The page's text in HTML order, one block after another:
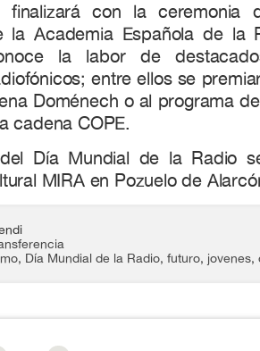
finalizará con la ceremonia
la Academia Española de la
la labor de
entre ellos se
Doménech o al programa
cadena COPE.
Día Mundial de la Radio
MIRA en Pozuelo de
, Día Mundial de la Radio, futuro, jovenes,